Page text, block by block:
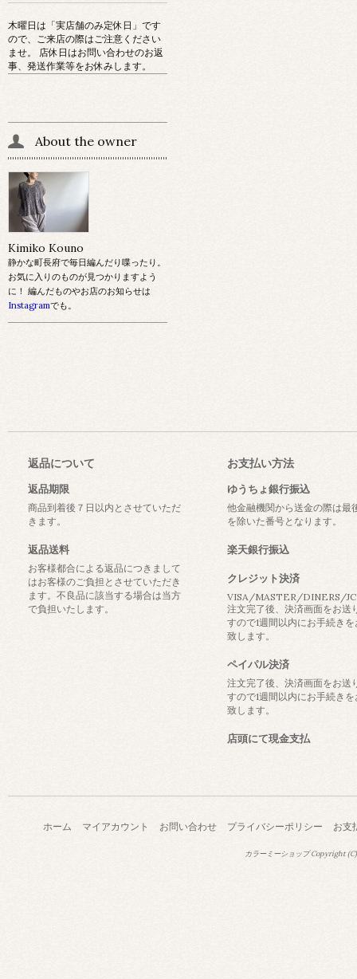
木曜日は「実店舗のみ定休日」です
ので、ご来店の際はご注意ください
ませ。 店休日はお問い合わせのお返
事、発送作業等をお休みします。
About the owner
Kimiko Kouno
静かな町長府で毎日編んだり喋ったり。
お気に入りのものが見つかりますよう
に！ 編んだものやお店のお知らせは
Instagramでも。
返品について
返品期限
商品到着後７日以内とさせていただ
きます。
返品送料
お客様都合による返品につきまして
はお客様のご負担とさせていただき
ます。不良品に該当する場合は当方
で負担いたします。
お支払い方法
ゆうちょ銀行振込
他金融機関から送金の際は最
を除いた番号となります。
楽天銀行振込
クレジット決済
VISA/MASTER/DINERS/
注文完了後、決済画面をお送
すので1週間以内にお手続き
致します。
ペイパル決済
注文完了後、決済画面をお送
すので1週間以内にお手続き
致します。
店頭にて現金支払
ホーム マイアカウント お問い合わせ プライバシーポリシー お支
カラーミーショップCopyright